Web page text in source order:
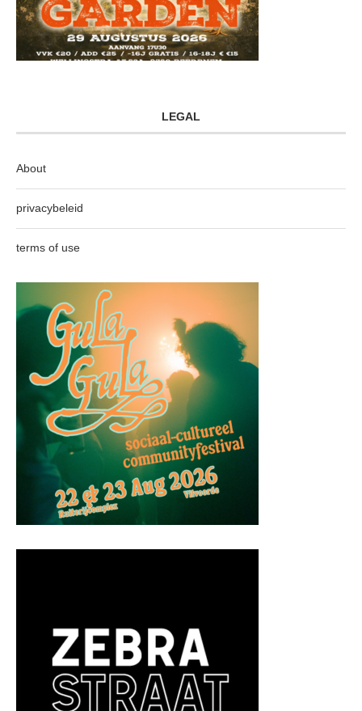
LEGAL
About
privacybeleid
terms of use